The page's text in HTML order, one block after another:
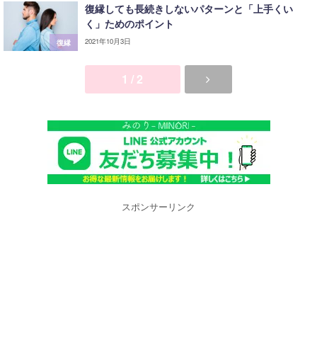
復縁
復縁しても長続きしないパターンと「上手くい
く」ためのポイント
2021年10月3日
1 / 2
スポンサーリンク